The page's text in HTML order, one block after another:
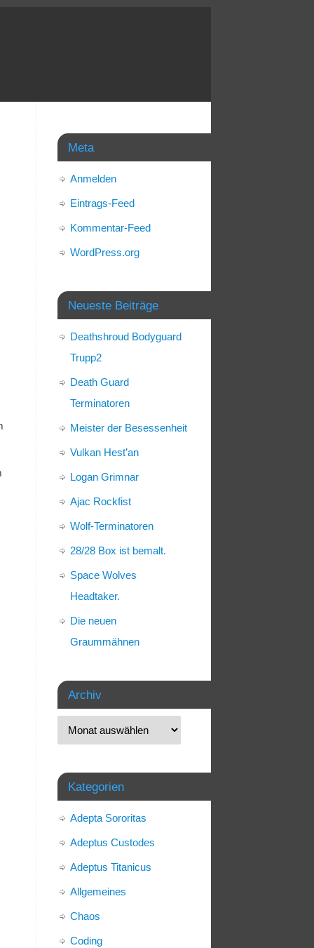
Meta
Anmelden
Eintrags-Feed
Kommentar-Feed
WordPress.org
Neueste Beiträge
Deathshroud Bodyguard
Trupp2
Death Guard
Terminatoren
Meister der Besessenheit
Vulkan Hest’an
Logan Grimnar
Ajac Rockfist
Wolf-Terminatoren
28/28 Box ist bemalt.
Space Wolves
Headtaker.
Die neuen
Graummähnen
Archiv
Kategorien
Adepta Sororitas
Adeptus Custodes
Adeptus Titanicus
Allgemeines
Chaos
Coding